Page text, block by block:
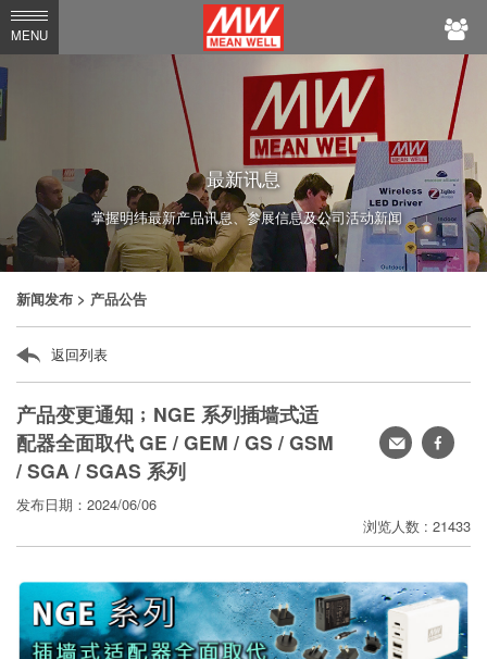
MEAN
WELL
MENU
最新讯息
掌握明纬最新产品讯息、参展信息及公司活动新闻
新闻发布 > 产品公告
返回列表
产品变更通知﹔NGE 系列插墙式适
配器全面取代 GE / GEM / GS / GSM
/ SGA / SGAS 系列
发布日期：2024/06/06
浏览人数 : 21433
转
享